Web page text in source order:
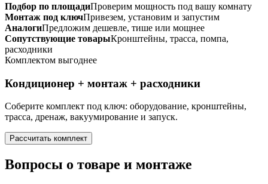
Подбор по площадиПроверим мощность под вашу комнату
Монтаж под ключПривезем, установим и запустим
АналогиПредложим дешевле, тише или мощнее
Сопутствующие товарыКронштейны, трасса, помпа,
расходники
Комплектом выгоднее
Кондиционер + монтаж + расходники
Соберите комплект под ключ: оборудование, кронштейны,
трасса, дренаж, вакуумирование и запуск.
Рассчитать комплект
Вопросы о товаре и монтаже